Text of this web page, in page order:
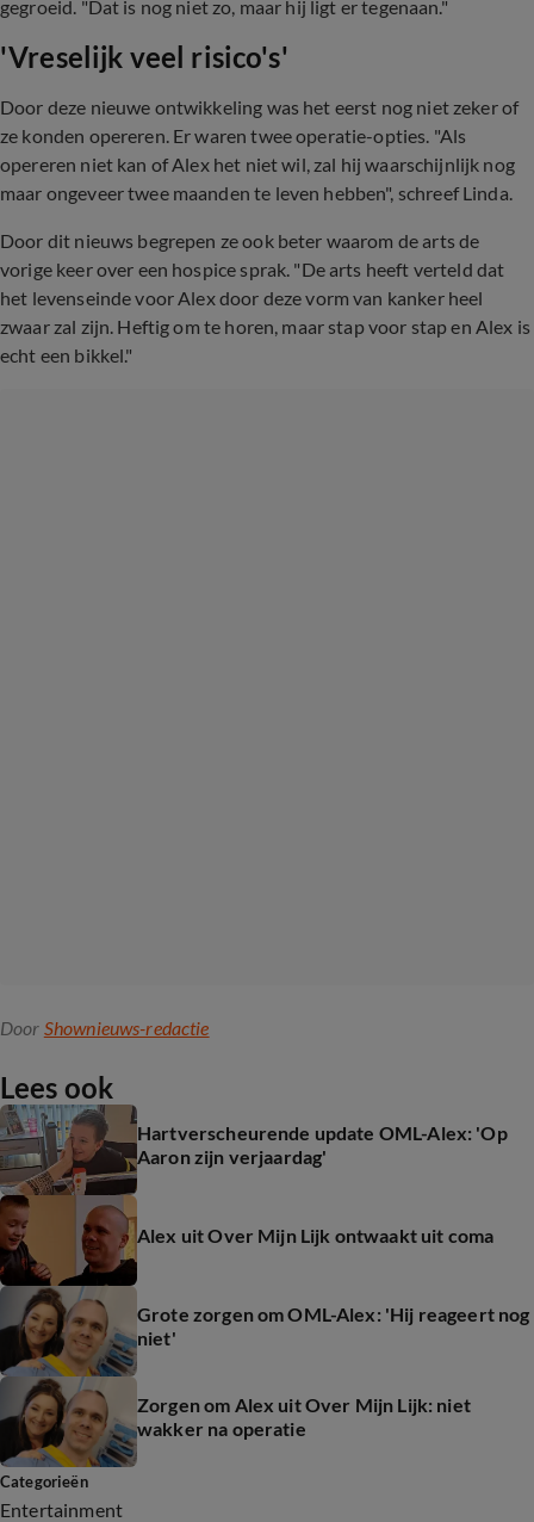
gegroeid. "Dat is nog niet zo, maar hij ligt er tegenaan."
'Vreselijk veel risico's'
Door deze nieuwe ontwikkeling was het eerst nog niet zeker of
ze konden opereren. Er waren twee operatie-opties. "Als
opereren niet kan of Alex het niet wil, zal hij waarschijnlijk nog
maar ongeveer twee maanden te leven hebben", schreef Linda.
Door dit nieuws begrepen ze ook beter waarom de arts de
vorige keer over een hospice sprak. "De arts heeft verteld dat
het levenseinde voor Alex door deze vorm van kanker heel
zwaar zal zijn. Heftig om te horen, maar stap voor stap en Alex is
echt een bikkel."
Door Shownieuws-redactie
Lees ook
Hartverscheurende update OML-Alex: 'Op
Aaron zijn verjaardag'
Alex uit Over Mijn Lijk ontwaakt uit coma
Grote zorgen om OML-Alex: 'Hij reageert nog
niet'
Zorgen om Alex uit Over Mijn Lijk: niet
wakker na operatie
Categorieën
Entertainment